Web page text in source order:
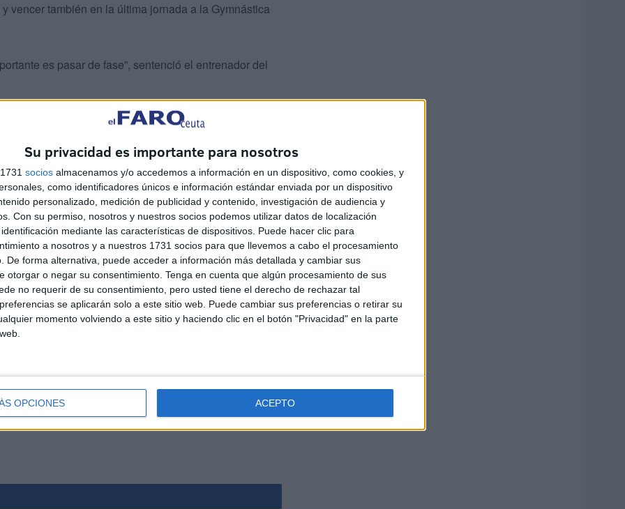
Su privacidad es importante para nosotros
socios almacenamos y/o accedemos a información en un dispositivo, como cookies, y
como identificadores únicos e información estándar enviada por un dispositivo
personalizado, medición de publicidad y contenido, investigación de audiencia y
Con su permiso, nosotros y nuestros socios podemos utilizar datos de localización
mediante las características de dispositivos. Puede hacer clic para
a nosotros y a nuestros 1731 socios para que llevemos a cabo el procesamiento
De forma alternativa, puede acceder a información más detallada y cambiar sus
otorgar o negar su consentimiento. Tenga en cuenta que algún procesamiento de sus
no requerir de su consentimiento, pero usted tiene el derecho de rechazar tal
se aplicarán solo a este sitio web. Puede cambiar sus preferencias o retirar su
momento volviendo a este sitio y haciendo clic en el botón "Privacidad" en la parte
OPCIONES ACEPTO
vencer también en la última jornada a la Gymnástica
es pasar de fase”, sentenció el entrenador del
con derrota contra el Puerto Real pero le puso las
de diferencia. Ya en la jornada 2, los caballas si
por un 63-79 a domicilio.
que irán a Puerto Real a intentar alcanzar la
ronda. En la última jornada recibirán enAlgeciras
esta fase de grupos contra la